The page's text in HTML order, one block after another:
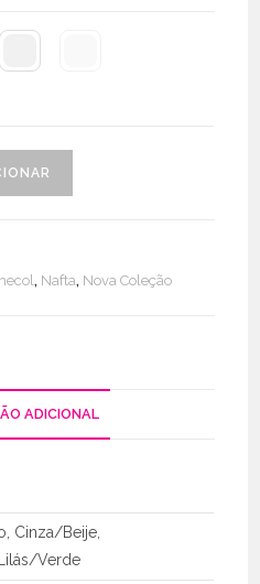
, Nafta, Nova Coleção
ADICIONAL
Cinza/Beije,
Verde